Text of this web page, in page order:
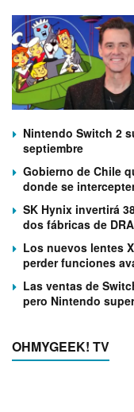
Nintendo Switch 2
septiembre
Gobierno de Chile
donde se
SK Hynix invertirá
dos fábricas de
Los nuevos lentes
perder funciones
Las ventas de
pero Nintendo
OHMYGEEK! TV